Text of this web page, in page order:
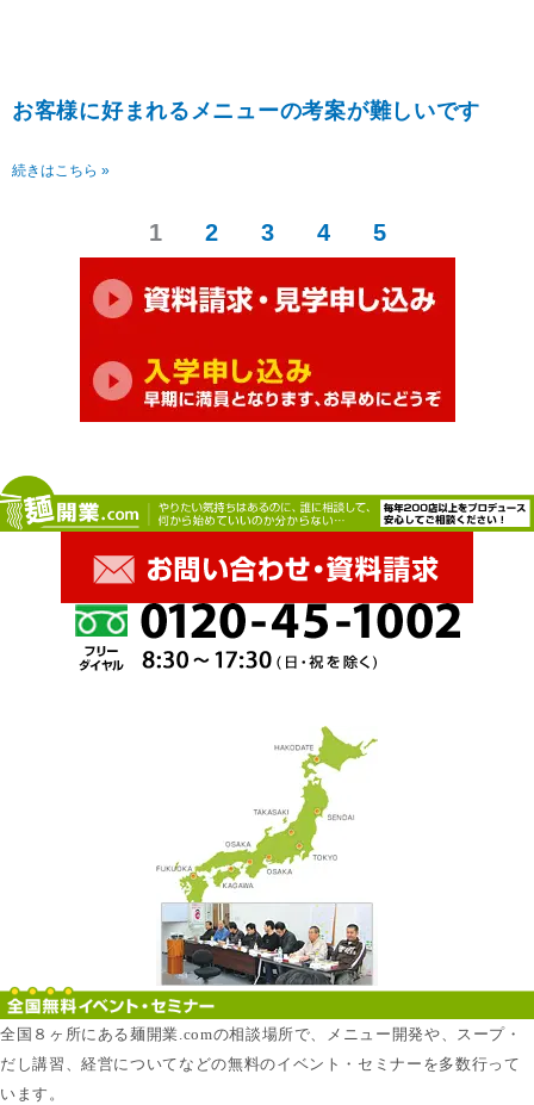
お客様に好まれるメニューの考案が難しいです
続きはこちら »
1 2 3 4 5
全国８ヶ所にある麺開業.comの相談場所で、メニュー開発や、スープ・
だし講習、経営についてなどの無料のイベント・セミナーを多数行って
います。